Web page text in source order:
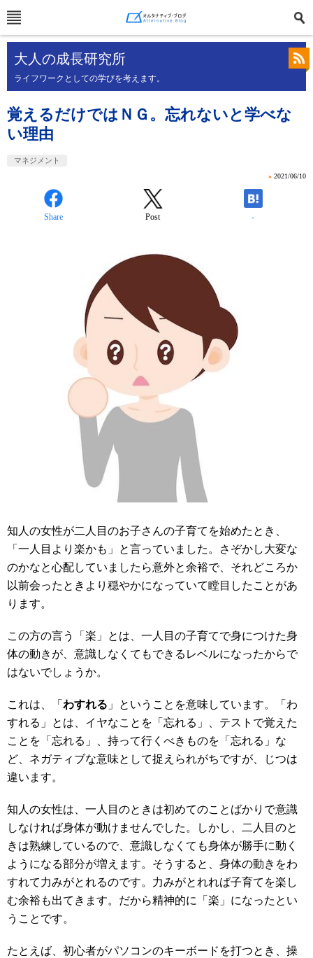
大人の成長研究所
ライフワークとしての学びを考えます。
覚えるだけではＮＧ。忘れないと学べな
い理由
マネジメント
» 2021/06/10
Share Post -
知人の女性が二人目のお子さんの子育てを始めたとき、
「一人目より楽かも」と言っていました。さぞかし大変な
のかなと心配していましたら意外と余裕で、それどころか
以前会ったときより穏やかになっていて瞠目したことがあ
ります。
この方の言う「楽」とは、一人目の子育てで身につけた身
体の動きが、意識しなくてもできるレベルになったからで
はないでしょうか。
これは、「 わすれる 」ということを意味しています。「わ
すれる」とは、イヤなことを「忘れる」、テストで覚えた
ことを「忘れる」、持って行くべきものを「忘れる」な
ど、ネガティブな意味として捉えられがちですが、じつは
違います。
知人の女性は、一人目のときは初めてのことばかりで意識
しなければ身体が動けませんでした。しかし、二人目のと
きは熟練しているので、意識しなくても身体が勝手に動く
ようになる部分が増えます。そうすると、身体の動きをわ
すれて力みがとれるのです。力みがとれれば子育てを楽し
む余裕も出てきます。だから精神的に「楽」になったとい
うことです。
たとえば、初心者がパソコンのキーボードを打つとき、操